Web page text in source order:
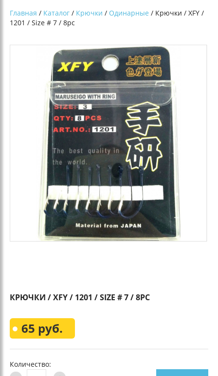
Главная / Каталог / Крючки / Одинарные / Крючки / XFY /
1201 / Size # 7 / 8pc
КРЮЧКИ / XFY / 1201 / SIZE # 7 / 8PC
65 руб.
Количество: